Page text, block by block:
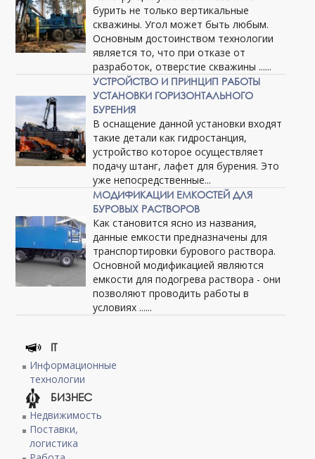
бурить не только вертикальные
скважины. Угол может быть любым.
Основным достоинством технологии
является то, что при отказе от
разработок, отверстие скважины ......
УСТРОЙСТВО И ПРИНЦИП РАБОТЫ
УСТАНОВКИ ГОРИЗОНТАЛЬНОГО
БУРЕНИЯ
В оснащение данной установки входят
такие детали как гидростанция,
устройство которое осуществляет
подачу штанг, лафет для бурения. Это
уже непосредственные...
МОДИФИКАЦИИ ЕМКОСТЕЙ ДЛЯ
БУРОВЫХ РАСТВОРОВ
Как становится ясно из названия,
данные емкости предназначены для
транспортировки бурового раствора.
Основной модификацией являются
емкости для подогрева раствора - они
позволяют проводить работы в
условиях ......
IT
Информационные
технологии
БИЗНЕС
Недвижимость
Поставки,
логистика